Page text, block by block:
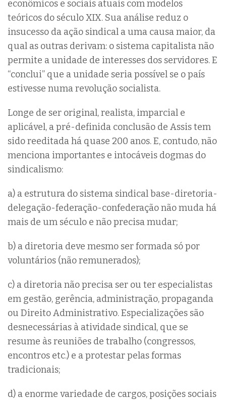
econômicos e sociais atuais com modelos
teóricos do século XIX. Sua análise reduz o
insucesso da ação sindical a uma causa maior, da
qual as outras derivam: o sistema capitalista não
permite a unidade de interesses dos servidores. E
“conclui” que a unidade seria possível se o país
estivesse numa revolução socialista.
Longe de ser original, realista, imparcial e
aplicável, a pré-definida conclusão de Assis tem
sido reeditada há quase 200 anos. E, contudo, não
menciona importantes e intocáveis dogmas do
sindicalismo:
a) a estrutura do sistema sindical base-diretoria-
delegação-federação-confederação não muda há
mais de um século e não precisa mudar;
b) a diretoria deve mesmo ser formada só por
voluntários (não remunerados);
c) a diretoria não precisa ser ou ter especialistas
em gestão, gerência, administração, propaganda
ou Direito Administrativo. Especializações são
desnecessárias à atividade sindical, que se
resume às reuniões de trabalho (congressos,
encontros etc.) e a protestar pelas formas
tradicionais;
d) a enorme variedade de cargos, posições sociais